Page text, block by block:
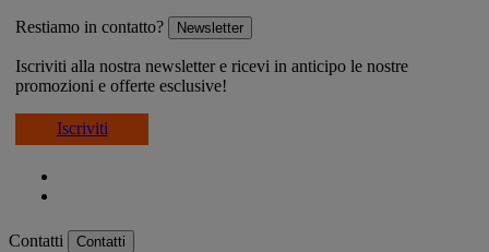
Restiamo in contatto? Newsletter
Iscriviti alla nostra newsletter e ricevi in anticipo le nostre
promozioni e offerte esclusive!
Iscriviti
Contatti Contatti